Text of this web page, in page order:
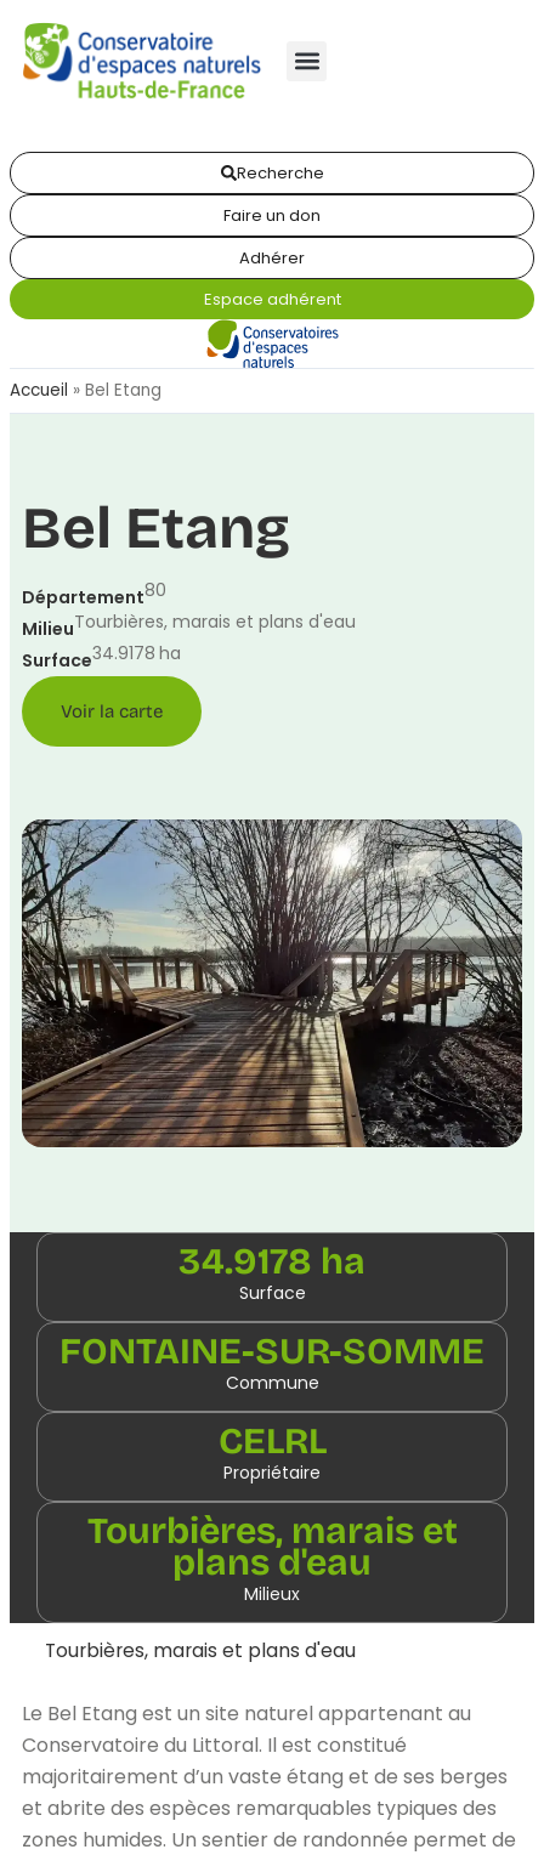
Recherche
Faire un don
Adhérer
Espace adhérent
Accueil » Bel Etang
Bel Etang
Département80
MilieuTourbières, marais et plans d'eau
Surface34.9178 ha
Voir la carte
34.9178 ha
Surface
FONTAINE-SUR-SOMME
Commune
CELRL
Propriétaire
Tourbières, marais et
plans d'eau
Milieux
Tourbières, marais et plans d'eau
Le Bel Etang est un site naturel appartenant au
Conservatoire du Littoral. Il est constitué
majoritairement d’un vaste étang et de ses berges
et abrite des espèces remarquables typiques des
zones humides. Un sentier de randonnée permet de